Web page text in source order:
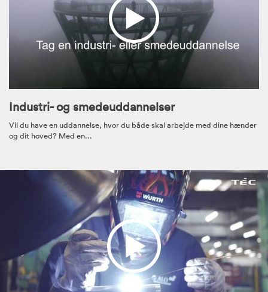
Industri- og smedeuddannelser
Vil du have en uddannelse, hvor du både skal arbejde med dine hænder
og dit hoved? Med en...